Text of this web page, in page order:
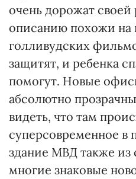
очень дорожат своей
описанию похожи на
голливудских
защитят, и ребенка
помогут. Новые
абсолютно
видеть, что там
суперсовременное в
здание МВД также из
многие знаковые